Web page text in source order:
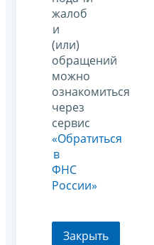
жалоб
и
(или)
обращений
можно
ознакомиться
через
сервис
«Обратиться
в
ФНС
России»
Закрыть